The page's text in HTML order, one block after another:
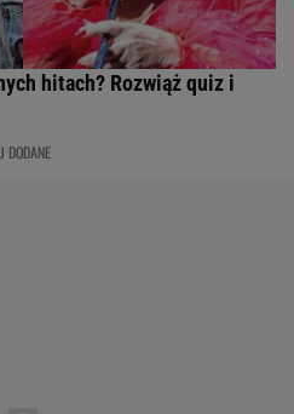
hitach? Rozwiąż quiz i
DODANE